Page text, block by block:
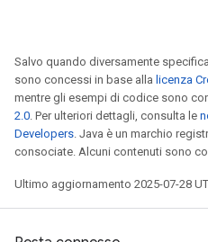
Salvo quando diversamente
sono concessi in base alla licenza
mentre gli esempi di codice sono
2.0. Per ulteriori dettagli, consulta le
Developers. Java è un marchio
consociate. Alcuni contenuti sono
Ultimo aggiornamento 2025-07-28